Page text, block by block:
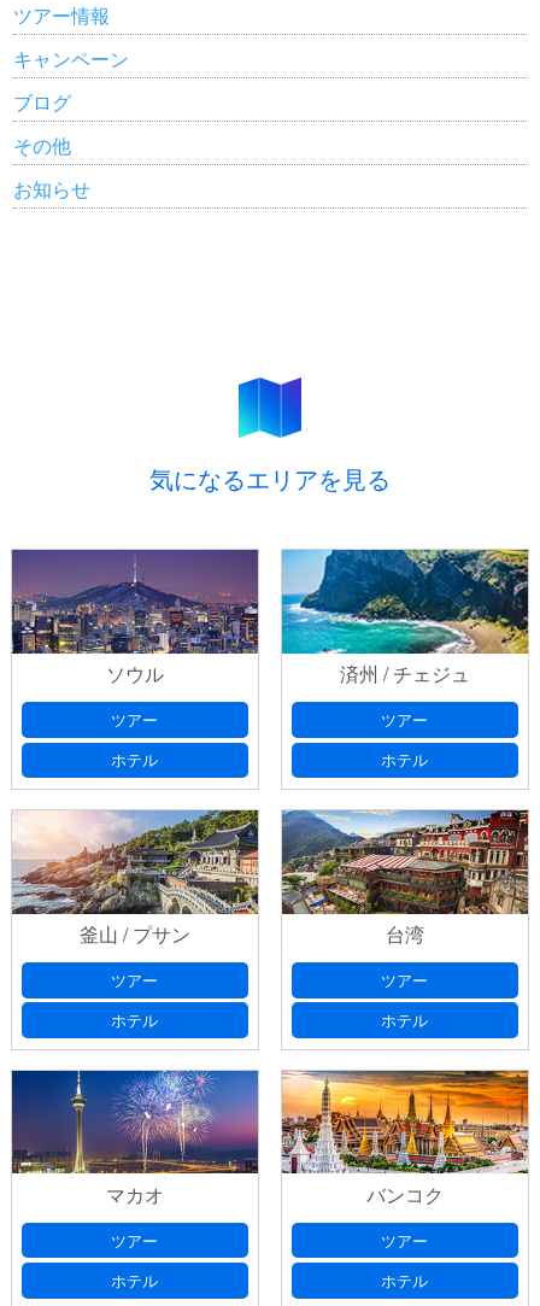
ツアー情報
キャンペーン
ブログ
その他
お知らせ
気になるエリアを見る
ソウル
ツアー
ホテル
済州 / チェジュ
ツアー
ホテル
釜山 / プサン
ツアー
ホテル
台湾
ツアー
ホテル
マカオ
ツアー
ホテル
バンコク
ツアー
ホテル